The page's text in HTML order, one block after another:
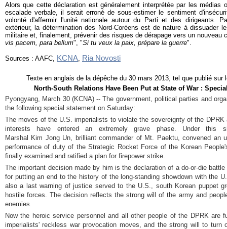
Alors que cette déclaration est généralement interprétée par les médias
escalade verbale, il serait erroné de sous-estimer le sentiment
volonté d'affermir l'unité nationale autour du Parti et des dirigeants.
extérieur, la détermination des Nord-Coréens est de nature à dissuader
militaire et, finalement, prévenir des risques de dérapage vers un nouveau
vis pacem, para bellum", "Si tu veux la paix, prépare la guerre".
Sources : AAFC, KCNA Ria Novosti
Texte en anglais de la dépêche du 30 mars 2013, tel que publié sur
North-South Relations Have Been Put at State of War :
Pyongyang, March 30 (KCNA) -- The government, political parties and
the following special statement on Saturday:
The moves of the U.S. imperialists to violate the sovereignty of the DPRK
interests have entered an extremely grave phase. Under this
Marshal
Kim Jong Un , brilliant commander of Mt. Paektu, convened an
performance of duty of the Strategic Rocket Force of the Korean
finally examined and ratified a plan for firepower strike.
The important decision made by him is the declaration of a do-or-die
for putting an end to the history of the long-standing showdown with the
also a last warning of justice served to the U.S., south Korean puppet
hostile forces. The decision reflects the strong will of the army and
enemies.
Now the heroic service personnel and all other people of the DPRK are
imperialists' reckless war provocation moves, and the strong will to turn